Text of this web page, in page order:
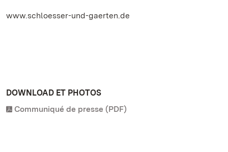
www.schloesser-und-gaerten.de
DOWNLOAD ET PHOTOS
Communiqué de presse (PDF)